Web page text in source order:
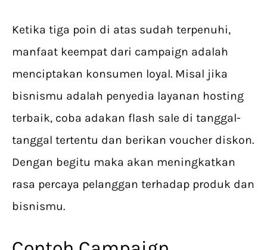
Ketika tiga poin di atas sudah terpenuhi,
manfaat keempat dari campaign adalah
menciptakan konsumen loyal. Misal jika
bisnismu adalah penyedia layanan hosting
terbaik, coba adakan flash sale di tanggal-
tanggal tertentu dan berikan voucher diskon.
Dengan begitu maka akan meningkatkan
rasa percaya pelanggan terhadap produk dan
bisnismu.